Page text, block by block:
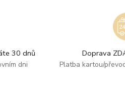
30 dnů
dni
Doprava
Platba kartou/